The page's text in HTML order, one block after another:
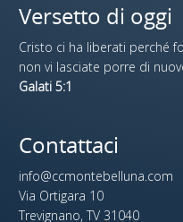
Versetto di oggi
Cristo ci ha liberati perché
non vi lasciate porre di
Galati 5:1
Contattaci
info@ccmontebelluna.com
Via Ortigara 10
Trevignano, TV 31040